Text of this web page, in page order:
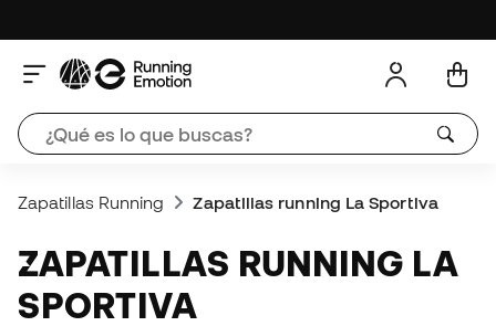
Zapatillas Running Zapatillas running La Sportiva
ZAPATILLAS RUNNING LA
SPORTIVA